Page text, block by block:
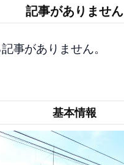
記事がありません
事がありません。
基本情報